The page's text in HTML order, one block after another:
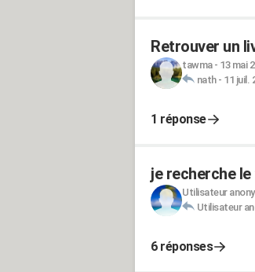
Retrouver un
tawma- 13 mai
nath- 11 juil.
1 réponse
je recherche
Utilisateur
Utilisateur
6 réponses